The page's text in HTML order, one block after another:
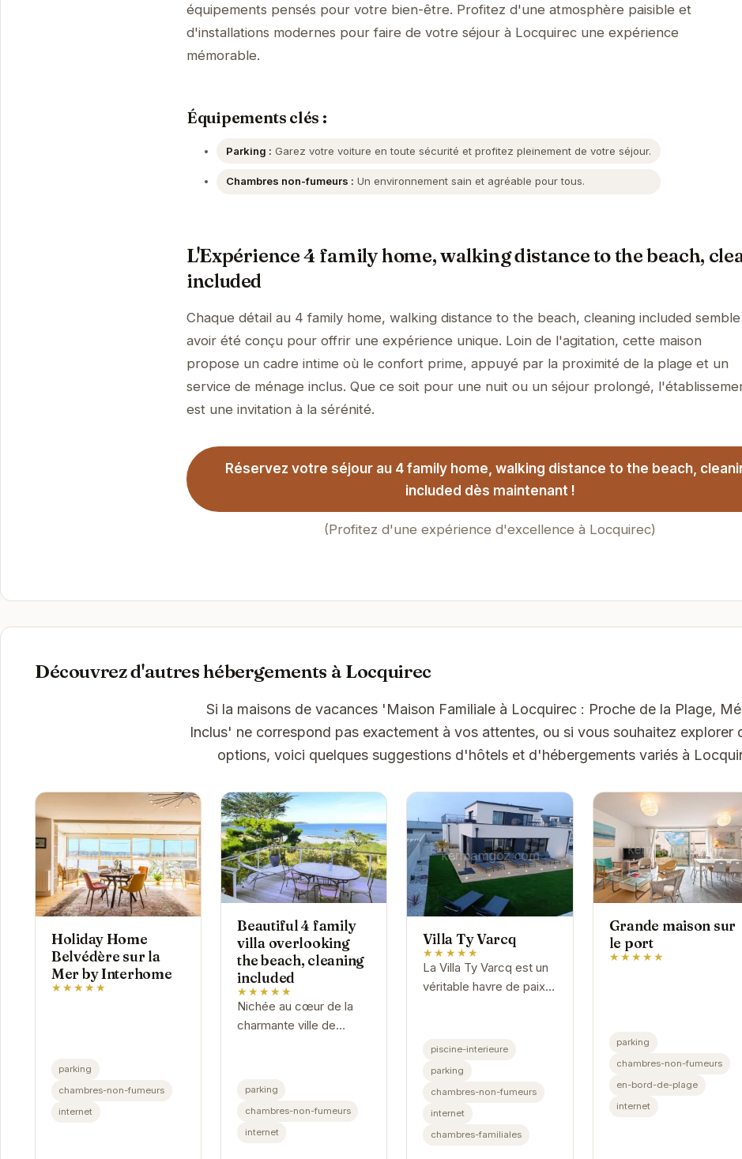
équipements pensés pour votre bien-être. Profitez d'une atmosphère paisible et
d'installations modernes pour faire de votre séjour à Locquirec une expérience
mémorable.
Équipements clés :
Parking : Garez votre voiture en toute sécurité et profitez pleinement de votre séjour.
Chambres non-fumeurs : Un environnement sain et agréable pour tous.
L'Expérience 4 family home, walking distance to the beach,
included
Chaque détail au 4 family home, walking distance to the beach, cleaning included semble
avoir été conçu pour offrir une expérience unique. Loin de l'agitation, cette maison
propose un cadre intime où le confort prime, appuyé par la proximité de la plage et un
service de ménage inclus. Que ce soit pour une nuit ou un séjour prolongé,
est une invitation à la sérénité.
Réservez votre séjour au 4 family home, walking distance to the beach,
included dès maintenant !
(Profitez d'une expérience d'excellence à Locquirec)
Découvrez d'autres hébergements à Locquirec
Si la maisons de vacances 'Maison Familiale à Locquirec : Proche de la Plage,
Inclus' ne correspond pas exactement à vos attentes, ou si vous souhaitez explorer
options, voici quelques suggestions d'hôtels et d'hébergements variés à
Holiday Home
Belvédère sur la
Mer by Interhome
★★★★★
parking
chambres-non-fumeurs
internet
Beautiful 4 family
villa overlooking
the beach, cleaning
included
★★★★★
Nichée au cœur de la
charmante ville de
parking
chambres-non-fumeurs
internet
Villa Ty Varcq
★★★★★
La Villa Ty Varcq est un
véritable havre de paix
des vacances en famille
piscine-interieure
parking
chambres-non-fumeurs
internet
chambres-familiales
Grande maison sur
le port
★★★★★
parking
chambres-non-fumeurs
en-bord-de-plage
internet